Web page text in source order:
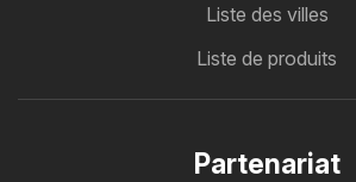
Liste des villes
Liste de produits
Partenariat